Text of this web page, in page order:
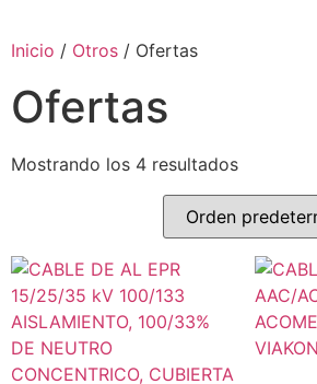
Inicio / Otros / Ofertas
Ofertas
Mostrando los 4 resultados